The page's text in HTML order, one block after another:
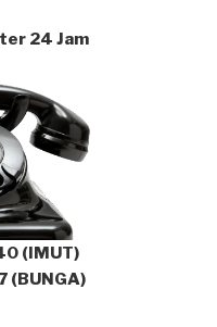
24 Jam
(IMUT)
(BUNGA)